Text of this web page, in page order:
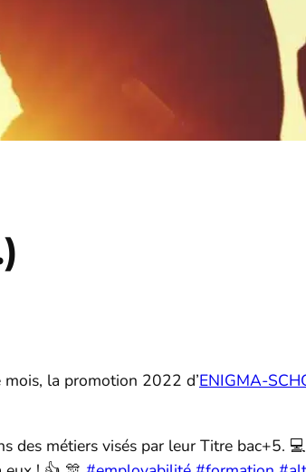
la promotion 2022 d’ENIGMA-
des métiers visés par leur Titre bac+5.